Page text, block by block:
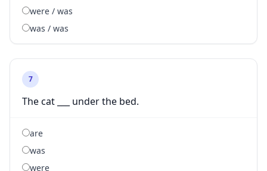
were / was
was / was
7
The cat ___ under the bed.
are
was
were